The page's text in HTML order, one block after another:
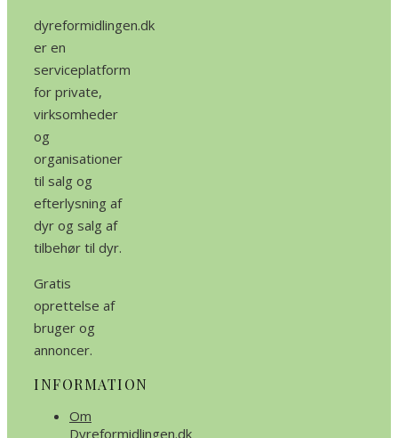
dyreformidlingen.dk
er en
serviceplatform
for private,
virksomheder
og
organisationer
til salg og
efterlysning af
dyr og salg af
tilbehør til dyr.
Gratis
oprettelse af
bruger og
annoncer.
INFORMATION
Om
Dyreformidlingen.dk